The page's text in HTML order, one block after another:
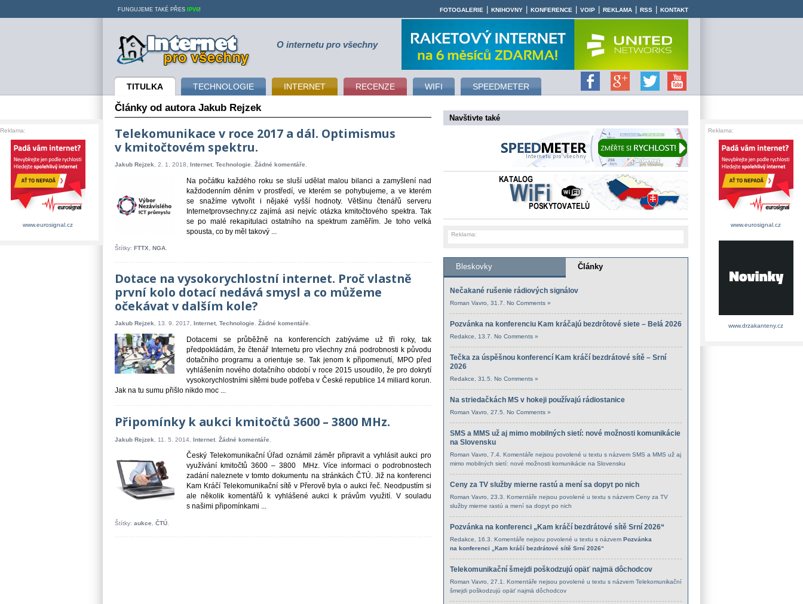
Internet pro všechny O internetu pro všechny
TITULKA TECHNOLOGIE INTERNET RECENZE WIFI SPEEDMETER
FUNGUJEME TAKÉ PŘES IPV6! FOTOGALERIE KNIHOVNY KONFERENCE VOIP REKLAMA RSS KONTAKT
Články od autora Jakub Rejzek
Telekomunikace v roce 2017 a dál. Optimismus
v kmitočtovém spektru.
Jakub Rejzek, 2. 1. 2018, Internet, Technologie. Žádné komentáře.
Na počátku každého roku se sluší udělat malou bilanci a zamyšlení nad
každodenním děním v prostředí, ve kterém se pohybujeme, a ve kterém
se snažíme vytvořit i nějaké vyšší hodnoty. Většinu čtenářů serveru
Internetprovsechny.cz zajímá asi nejvíc otázka kmitočtového spektra. Tak
se po malé rekapitulaci ostatního na spektrum zaměřím. Je toho velká
spousta, co by měl takový ...
Štítky: FTTX, NGA.
Dotace na vysokorychlostní internet. Proč vlastně
první kolo dotací nedává smysl a co můžeme
očekávat v dalším kole?
Jakub Rejzek , 13. 9. 2017, Internet Technologie Žádné komentáře
Dotacemi se průběžně na konferencích zabýváme už tři roky, tak
předpokládám, že čtenář Internetu pro všechny zná podrobnosti k původu
dotačního programu a orientuje se. Tak jenom k připomenutí, MPO před
vyhlášením nového dotačního období v roce 2015 usoudilo, že pro dokrytí
vysokorychlostními sítěmi bude potřeba v České republice 14 miliard korun.
Jak na tu sumu přišlo nikdo moc ...
Připomínky k aukci kmitočtů 3600 – 3800 MHz.
Jakub Rejzek , 11. 5. 2014, Internet Žádné komentáře
Český Telekomunikační Úřad oznámil záměr připravit a vyhlásit aukci pro
využívání kmitočtů 3600 – 3800 MHz. Více informaci o podrobnostech
zadání naleznete v tomto dokumentu na stránkách ČTÚ. Již na konferenci
Kam Kráčí Telekomunikační sítě v Přerově byla o aukci řeč. Neodpustím si
ale několik komentářů k vyhlášené aukci k právům využití. V souladu
s našimi připomínkami ...
Štítky: aukce ČTÚ
Navštivte také
Reklama:
Bleskovky Články
Nečakané rušenie rádiových signálov
Roman Vavro , 31.7. No Comments »
Pozvánka na konferenciu Kam kráčajú bezdrôtové siete – Belá 2026
Redakce , 13.7. No Comments »
Tečka za úspěšnou konferencí Kam kráčí bezdrátové sítě – Srní
2026
Redakce , 31.5. No Comments »
Na striedačkách MS v hokeji používajú rádiostanice
Roman Vavro , 27.5. No Comments »
SMS a MMS už aj mimo mobilných sietí: nové možnosti komunikácie
na Slovensku
Roman Vavro , 7.4. Komentáře nejsou povolené u textu s názvem SMS a MMS už aj
mimo mobilných sietí: nové možnosti komunikácie na Slovensku
Ceny za TV služby mierne rastú a mení sa dopyt po nich
Roman Vavro , 23.3. Komentáře nejsou povolené u textu s názvem Ceny za TV
služby mierne rastú a mení sa dopyt po nich
Pozvánka na konferenci „Kam kráčí bezdrátové sítě Srní 2026“
Redakce , 16.3. Komentáře nejsou povolené u textu s názvem Pozvánka
na konferenci „Kam kráčí bezdrátové sítě Srní 2026“
Telekomunikační šmejdi poškodzujú opäť najmä dôchodcov
Roman Vavro , 27.1. Komentáře nejsou povolené u textu s názvem Telekomunikační
šmejdi poškodzujú opäť najmä dôchodcov
Reklama:
www.eurosignal.cz
Reklama:
www.eurosignal.cz
www.drzakanteny.cz